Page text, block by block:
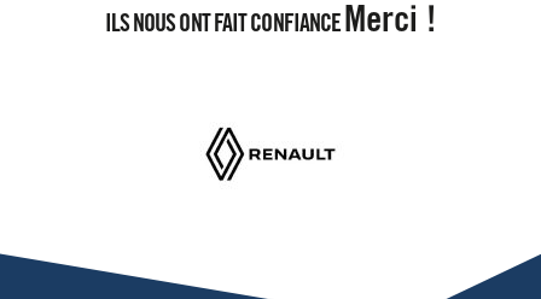
ILS NOUS ONT FAIT CONFIANCE Merci !